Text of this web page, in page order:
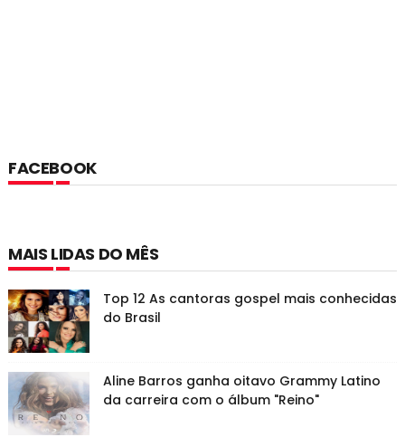
FACEBOOK
MAIS LIDAS DO MÊS
Top 12 As cantoras gospel mais conhecidas
do Brasil
Aline Barros ganha oitavo Grammy Latino
da carreira com o álbum "Reino"